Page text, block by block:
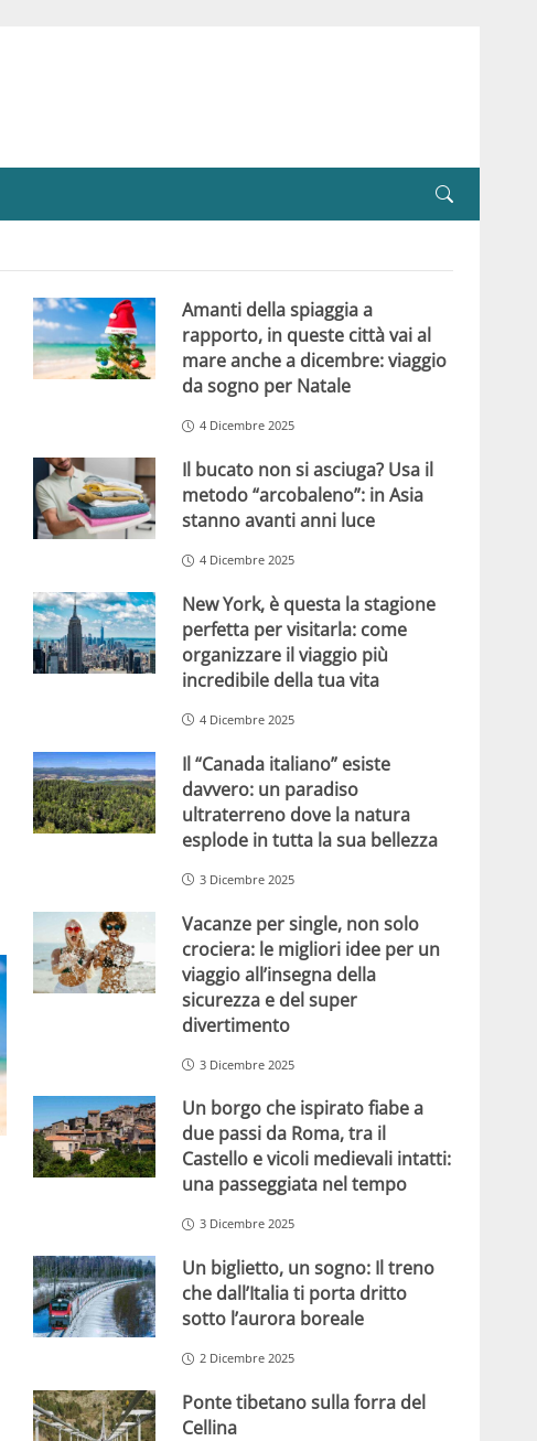
Amanti della spiaggia a
rapporto, in queste città vai al
mare anche a dicembre: viaggio
da sogno per Natale
4 Dicembre 2025
Il bucato non si asciuga? Usa il
metodo “arcobaleno”: in Asia
stanno avanti anni luce
4 Dicembre 2025
New York, è questa la stagione
perfetta per visitarla: come
organizzare il viaggio più
incredibile della tua vita
4 Dicembre 2025
Il “Canada italiano” esiste
davvero: un paradiso
ultraterreno dove la natura
esplode in tutta la sua bellezza
3 Dicembre 2025
Vacanze per single, non solo
crociera: le migliori idee per un
viaggio all’insegna della
sicurezza e del super
divertimento
3 Dicembre 2025
Un borgo che ispirato fiabe a
due passi da Roma, tra il
Castello e vicoli medievali intatti:
una passeggiata nel tempo
3 Dicembre 2025
Un biglietto, un sogno: Il treno
che dall’Italia ti porta dritto
sotto l’aurora boreale
2 Dicembre 2025
Ponte tibetano sulla forra del
Cellina